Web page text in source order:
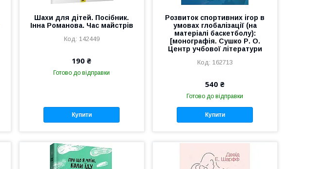
Шахи для дітей. Посібник.
Інна Романова. Час майстрів
142449
190 ₴
Готово до відправки
Купити
Розвиток спортивних ігор в
умовах глобалізації (на
матеріалі баскетболу):
[монографія. Сушко Р. О.
Центр учбової літератури
162713
540 ₴
Готово до відправки
Купити